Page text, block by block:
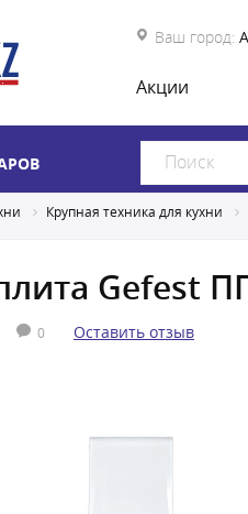
Ваш город:
Акции
Крупная техника для кухни
Gefest
0 Оставить отзыв